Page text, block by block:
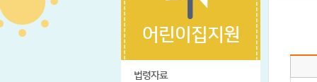
어린이집지원
법령자료